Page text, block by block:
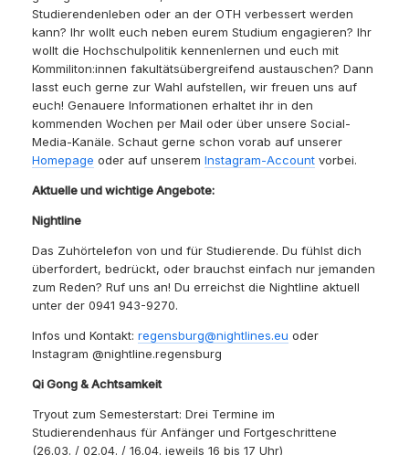
Studierendenleben oder an der OTH verbessert werden
kann? Ihr wollt euch neben eurem Studium engagieren? Ihr
wollt die Hochschulpolitik kennenlernen und euch mit
Kommiliton:innen fakultätsübergreifend austauschen? Dann
lasst euch gerne zur Wahl aufstellen, wir freuen uns auf
euch! Genauere Informationen erhaltet ihr in den
kommenden Wochen per Mail oder über unsere Social-
Media-Kanäle. Schaut gerne schon vorab auf unserer
Homepage oder auf unserem Instagram-Account vorbei.
Aktuelle und wichtige Angebote:
Nightline
Das Zuhörtelefon von und für Studierende. Du fühlst dich
überfordert, bedrückt, oder brauchst einfach nur jemanden
zum Reden? Ruf uns an! Du erreichst die Nightline aktuell
unter der 0941 943-9270.
Infos und Kontakt: regensburg@nightlines.eu oder
Instagram @nightline.regensburg
Qi Gong & Achtsamkeit
Tryout zum Semesterstart: Drei Termine im
Studierendenhaus für Anfänger und Fortgeschrittene
(26.03. / 02.04. / 16.04. jeweils 16 bis 17 Uhr)